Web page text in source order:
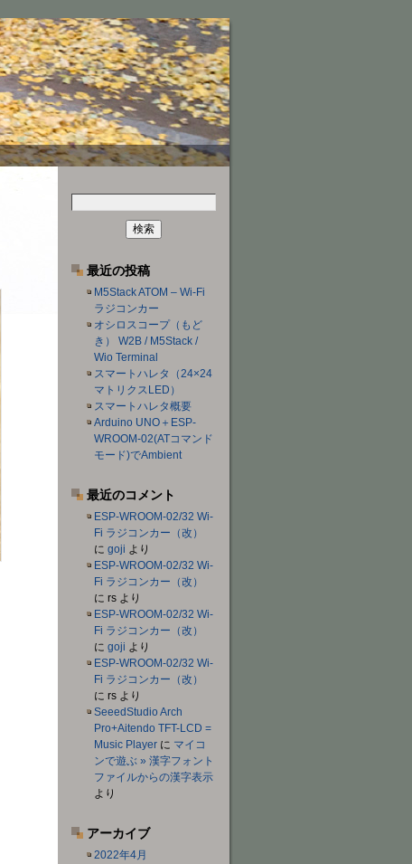
最近の投稿
M5Stack ATOM – Wi-Fi
ラジコンカー
オシロスコープ（もど
き） W2B / M5Stack /
Wio Terminal
スマートハレタ（24×24
マトリクスLED）
スマートハレタ概要
Arduino UNO＋ESP-
WROOM-02(ATコマンド
モード)でAmbient
最近のコメント
ESP-WROOM-02/32 Wi-
Fi ラジコンカー（改）
に goji より
ESP-WROOM-02/32 Wi-
Fi ラジコンカー（改）
に rs より
ESP-WROOM-02/32 Wi-
Fi ラジコンカー（改）
に goji より
ESP-WROOM-02/32 Wi-
Fi ラジコンカー（改）
に rs より
SeeedStudio Arch
Pro+Aitendo TFT-LCD =
Music Player に マイコ
ンで遊ぶ » 漢字フォント
ファイルからの漢字表示
より
アーカイブ
2022年4月